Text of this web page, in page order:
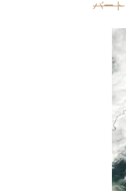
バート